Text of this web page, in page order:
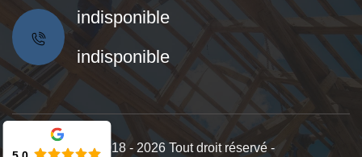
indisponible
indisponible
©2018 - 2026 Tout droit réservé -